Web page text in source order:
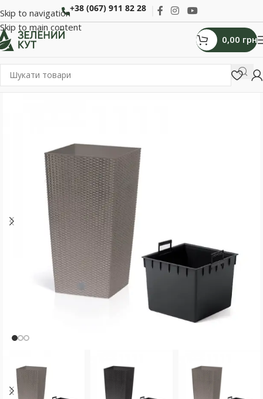
Skip to navigation
Skip to main content
+38 (067) 911 82 28
0,00 грн